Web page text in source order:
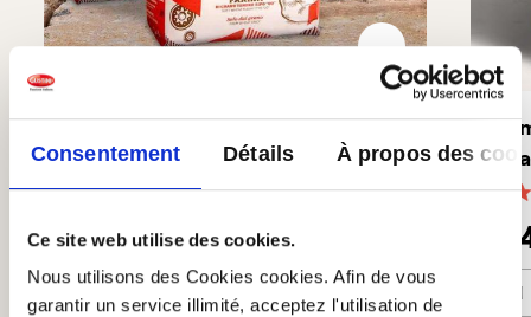
Consentement Détails À propos des
Ce site web utilise des cookies.
Nous utilisons des Cookies cookies. Afin de vous
garantir un service illimité, acceptez l'utilisation de
(5)
3 x Farine 00 napolitaine -
Caputo Cuoco
7,90 € 8,97 €
3 x Farine 00 napolitaine - Caputo Cuoco
Ajouter au panier